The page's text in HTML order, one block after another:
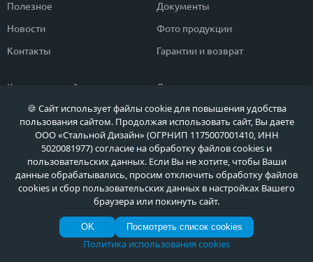
Полезное
Новости
Контакты
Документы
Фото продукции
Гарантии и возврат
Каталог дверей
Двери со скидкой
Популярные двери
Быстрый подбор двери
Двери класса ЭКОНОМ
Двери в дом
Парадные двери
Двери в квартиру
Тамбурные двери
Противопожарные двери
Политика обработки персональных данных
Политика обработки файлов Cookie
© МЕТА ДВЕРИ, Входные металлические двери в Москве и Московской области
🍪 Сайт использует файлы cookie для повышения удобства
пользования сайтом. Продолжая использовать сайт, Вы даете
ООО «Стальной Дизайн» (ОГРНИП 1175007001410, ИНН
5020081977) согласие на обработку файлов cookies и
пользовательских данных. Если Вы не хотите, чтобы Ваши
данные обрабатывались, просим отключить обработку файлов
cookies и сбор пользовательских данных в настройках Вашего
браузера или покинуть сайт.
OK Посмотреть список cookies
Политика использования cookies